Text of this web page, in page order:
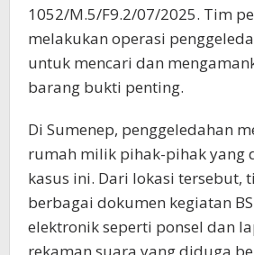
1052/M.5/F9.2/07/2025. Tim
melakukan operasi
untuk mencari dan
barang bukti penting.
Di Sumenep, penggeledahan
rumah milik pihak-pihak yang
kasus ini. Dari lokasi tersebut,
berbagai dokumen kegiatan
elektronik seperti ponsel dan
rekaman suara yang diduga